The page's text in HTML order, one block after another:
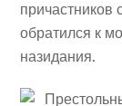
обратился к
назидания.